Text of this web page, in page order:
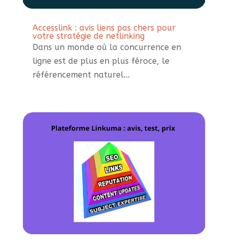
Accesslink : avis liens pas chers pour
votre stratégie de netlinking
Dans un monde où la concurrence en
ligne est de plus en plus féroce, le
référencement naturel...